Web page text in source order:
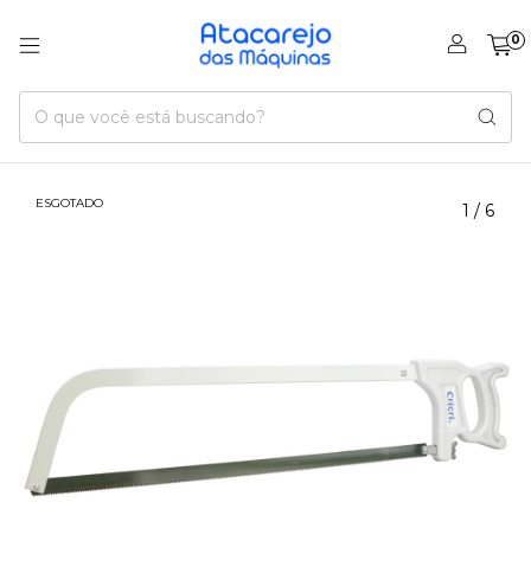
0
ESGOTADO 1 / 6